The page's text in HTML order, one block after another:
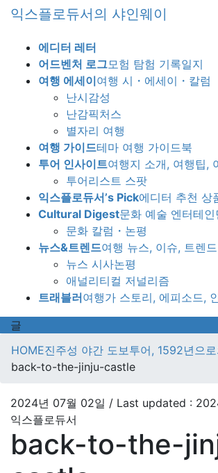
Skip
Skip
Navigation
익스플로듀서의 샤인웨이
에디터 레터
어드벤처 로그모험 탐험 기록일지
여행 에세이여행 시・에세이・칼럼
난시감성
난감픽처스
별자리 여행
여행 가이드테마 여행 가이드북
투어 인사이트여행지 소개, 여행팁,
투어리스트 스팟
익스플로듀서’s Pick에디터 추천 상
Cultural Digest문화 예술 엔터테인
문화 칼럼・논평
뉴스&트렌드여행 뉴스, 이슈, 트렌드
뉴스 시사논평
애널리티컬 저널리즘
트래블러여행가 스토리, 에피소드,
글
HOME진주성 야간 도보투어, 1592년으
back-to-the-jinju-castle
2024년 07월 02일 / Last updated :
익스플로듀서
back-to-the-